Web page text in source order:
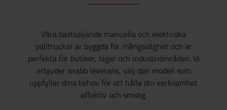
Våra bästsäljande manuella och elektriska
palltruckar är byggda för mångsidighet och är
perfekta för butiker, lager och industriområden. Vi
erbjuder snabb leverans, välj den modell som
uppfyller dina behov för att hålla din verksamhet
effektiv och smidig.